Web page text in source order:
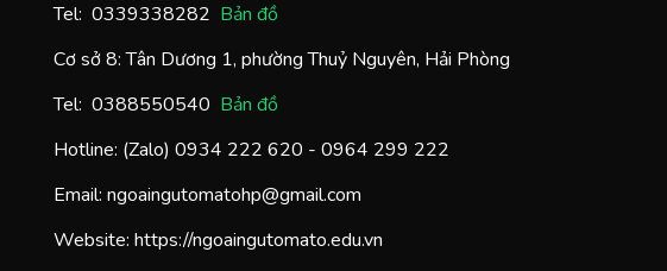
Tel: 0339338282 Bản đồ
Cơ sở 8: Tân Dương 1, phường Thuỷ Nguyên, Hải Phòng
Tel: 0388550540 Bản đồ
Hotline: (Zalo) 0934 222 620 - 0964 299 222
Email: ngoaingutomatohp@gmail.com
Website: https://ngoaingutomato.edu.vn